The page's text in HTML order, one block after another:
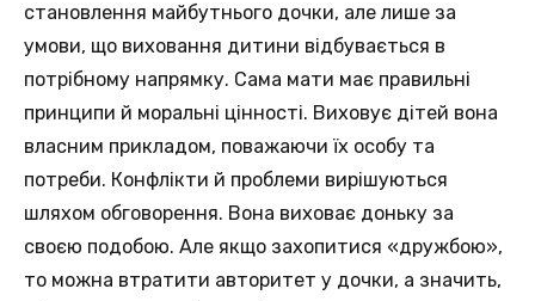
становлення майбутнього дочки, але лише за
умови, що виховання дитини відбувається в
потрібному напрямку. Сама мати має правильні
принципи й моральні цінності. Виховує дітей вона
власним прикладом, поважаючи їх особу та
потреби. Конфлікти й проблеми вирішуються
шляхом обговорення. Вона виховає доньку за
своєю подобою. Але якщо захопитися «дружбою»,
то можна втратити авторитет у дочки, а значить,